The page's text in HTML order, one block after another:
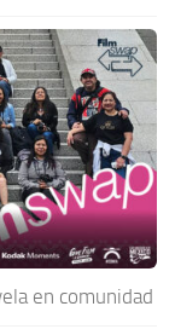
en comunidad